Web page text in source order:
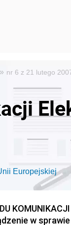
» nr 6 z 21 lutego
Europejskiej
w